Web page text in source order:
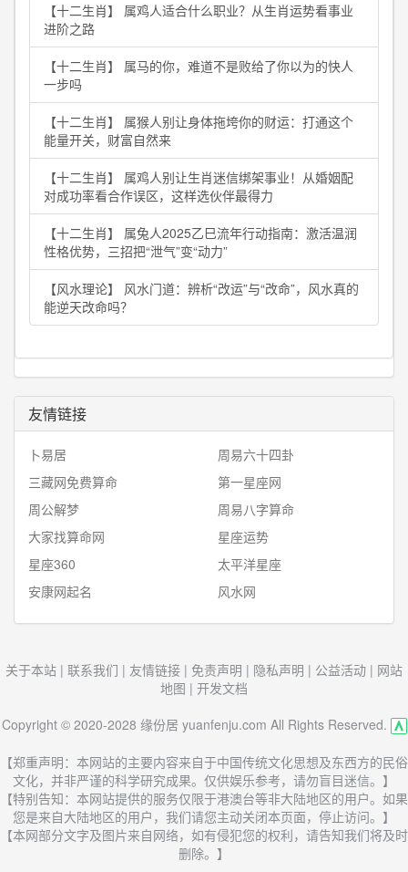
【十二生肖】 属鸡人适合什么职业？从生肖运势看事业
进阶之路
【十二生肖】 属马的你，难道不是败给了你以为的快人
一步吗
【十二生肖】 属猴人别让身体拖垮你的财运：打通这个
能量开关，财富自然来
【十二生肖】 属鸡人别让生肖迷信绑架事业！从婚姻配
对成功率看合作误区，这样选伙伴最得力
【十二生肖】 属兔人2025乙巳流年行动指南：激活温润
性格优势，三招把“泄气”变“动力”
【风水理论】 风水门道：辨析“改运”与“改命”，风水真的
能逆天改命吗？
友情链接
卜易居
周易六十四卦
三藏网免费算命
第一星座网
周公解梦
周易八字算命
大家找算命网
星座运势
星座360
太平洋星座
安康网起名
风水网
关于本站 | 联系我们 | 友情链接 | 免责声明 | 隐私声明 | 公益活动 | 网站
地图 | 开发文档
Copyright © 2020-2028 缘份居 yuanfenju.com All Rights Reserved.
【郑重声明：本网站的主要内容来自于中国传统文化思想及东西方的民俗
文化，并非严谨的科学研究成果。仅供娱乐参考，请勿盲目迷信。】
【特别告知：本网站提供的服务仅限于港澳台等非大陆地区的用户。如果
您是来自大陆地区的用户，我们请您主动关闭本页面，停止访问。】
【本网部分文字及图片来自网络，如有侵犯您的权利，请告知我们将及时
删除。】